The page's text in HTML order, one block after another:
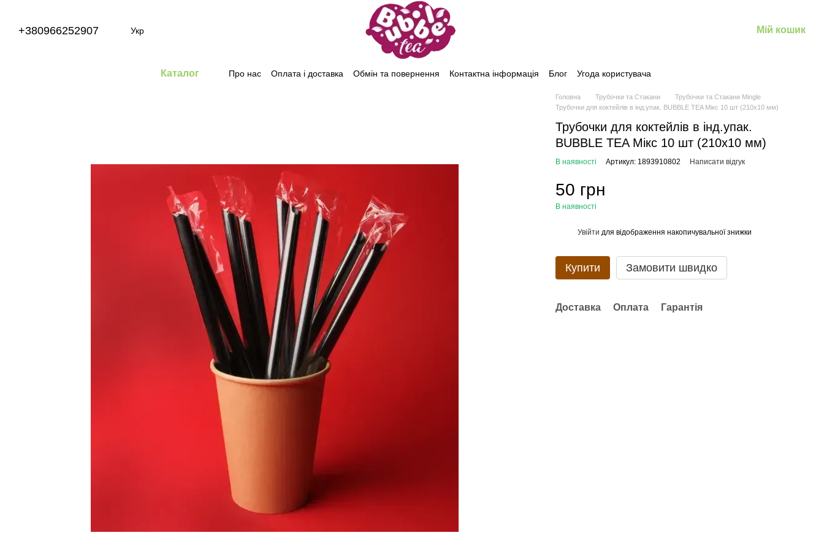
+380966252907 Укр Мій кошик
Каталог Про нас Оплата і доставка Обмін та повернення Контактна інформація Блог Угода користувача
Головна Трубочки та Стакани
Трубочки та Стакани Mingle
Трубочки для коктейлів в інд.упак. BUBBLE TEA Мікс 10 шт (210х10 мм)
Трубочки для коктейлів в інд.упак.
BUBBLE TEA Мікс 10 шт (210х10 мм)
В наявності Артикул: 1893910802 Написати відгук
50 грн
В наявності
Увійти для відображення накопичувальної знижки
Купити Замовити швидко
Доставка Оплата Гарантія